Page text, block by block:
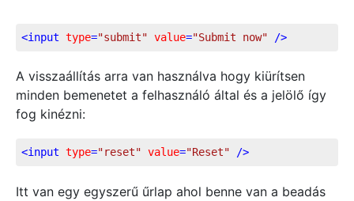
<input type="submit" value="Submit now" />
A visszaállítás arra van használva hogy kiürítsen
minden bemenetet a felhasználó által és a jelölő így
fog kinézni:
<input type="reset" value="Reset" />
Itt van egy egyszerű űrlap ahol benne van a beadás